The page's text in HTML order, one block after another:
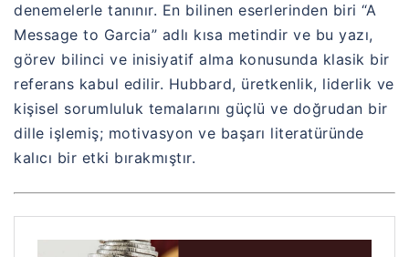
denemelerle tanınır. En bilinen eserlerinden biri “A
Message to Garcia” adlı kısa metindir ve bu yazı,
görev bilinci ve inisiyatif alma konusunda klasik bir
referans kabul edilir. Hubbard, üretkenlik, liderlik ve
kişisel sorumluluk temalarını güçlü ve doğrudan bir
dille işlemiş; motivasyon ve başarı literatüründe
kalıcı bir etki bırakmıştır.